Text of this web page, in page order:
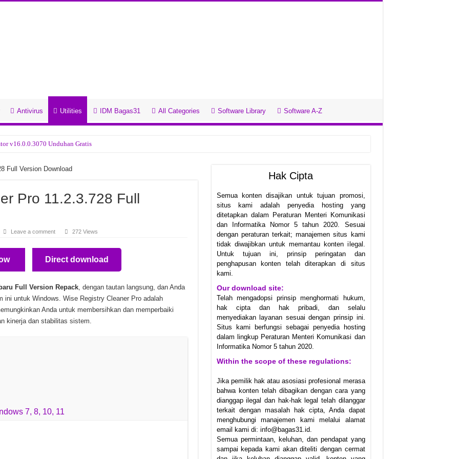
Antivirus Utilities IDM Bagas31 All Categories Software Library Software A-Z
Unduhan Gratis
Unduhan Gratis
Gratis
Unduhan Gratis
TENOKE v20260621 Unduhan Gratis
Full Version Download
Full Version Download
Full Version Repack
, dengan tautan langsung, dan Anda
Anda untuk membersihkan dan memperbaiki
kinerja dan stabilitas sistem.
Hak Cipta
Semua konten disajikan untuk tujuan promosi,
situs kami adalah penyedia hosting yang
ditetapkan dalam Peraturan Menteri Komunikasi
dan Informatika Nomor 5 tahun 2020. Sesuai
dengan peraturan terkait; manajemen situs kami
tidak diwajibkan untuk memantau konten ilegal.
Untuk tujuan ini, prinsip peringatan dan
penghapusan konten telah diterapkan di situs
kami.
Our download site:
Telah mengadopsi prinsip menghormati hukum,
hak cipta dan hak pribadi, dan selalu
menyediakan layanan sesuai dengan prinsip ini.
Situs kami berfungsi sebagai penyedia hosting
dalam lingkup Peraturan Menteri Komunikasi dan
Informatika Nomor 5 tahun 2020.
Within the scope of these regulations:
Jika pemilik hak atau asosiasi profesional merasa
bahwa konten telah dibagikan dengan cara yang
dianggap ilegal dan hak-hak legal telah dilanggar
terkait dengan masalah hak cipta, Anda dapat
menghubungi manajemen kami melalui alamat
email kami di: info@bagas31.id.
Semua permintaan, keluhan, dan pendapat yang
sampai kepada kami akan diteliti dengan cermat